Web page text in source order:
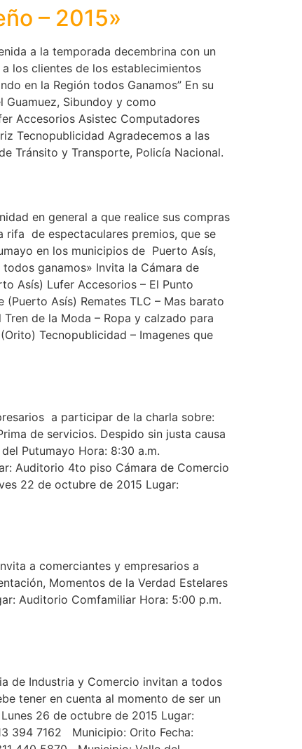
– 2015»
a la temporada decembrina con un
los clientes de los establecimientos
en la Región todos Ganamos” En su
Sibundoy y como
Accesorios Asistec Computadores
Tecnopublicidad Agradecemos a las
Tránsito y Transporte, Policía Nacional.
en general a que realice sus compras
rifa de espectaculares premios, que se
en los municipios de Puerto Asís,
ganamos» Invita la Cámara de
Asís) Lufer Accesorios – El Punto
Asís) Remates TLC – Mas barato
de la Moda – Ropa y calzado para
Tecnopublicidad – Imagenes que
a participar de la charla sobre:
de servicios. Despido sin justa causa
Putumayo Hora: 8:30 a.m.
Auditorio 4to piso Cámara de Comercio
22 de octubre de 2015 Lugar:
a comerciantes y empresarios a
Momentos de la Verdad Estelares
Auditorio Comfamiliar Hora: 5:00 p.m.
de Industria y Comercio invitan a todos
tener en cuenta al momento de ser un
26 de octubre de 2015 Lugar:
394 7162 Municipio: Orito Fecha: